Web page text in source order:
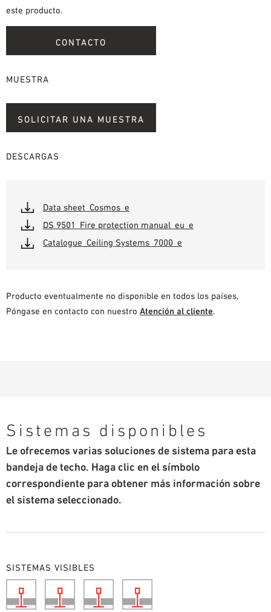
este producto.
CONTACTO
MUESTRA
SOLICITAR UNA MUESTRA
DESCARGAS
Data sheet_Cosmos_e
DS 9501_Fire protection manual_eu_e
Catalogue_Ceiling Systems_7000_e
Producto eventualmente no disponible en todos los países,
Póngase en contacto con nuestro Atención al cliente.
Sistemas disponibles
Le ofrecemos varias soluciones de sistema para esta
bandeja de techo. Haga clic en el símbolo
correspondiente para obtener más información sobre
el sistema seleccionado.
SISTEMAS VISIBLES